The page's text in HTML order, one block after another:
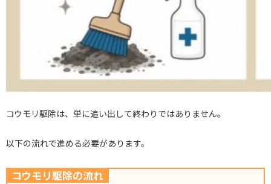
コウモリ駆除は、単に追い出して終わりではありません。
以下の流れで進める必要があります。
コウモリ駆除の流れ